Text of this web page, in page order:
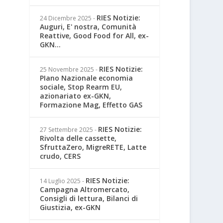
24 Dicembre 2025 - RIES Notizie:
Auguri, E' nostra, Comunità
Reattive, Good Food for All, ex-
GKN...
25 Novembre 2025 - RIES Notizie:
PIano Nazionale economia
sociale, Stop Rearm EU,
azionariato ex-GKN,
Formazione Mag, Effetto GAS
27 Settembre 2025 - RIES Notizie:
Rivolta delle cassette,
SfruttaZero, MigreRETE, Latte
crudo, CERS
14 Luglio 2025 - RIES Notizie:
Campagna Altromercato,
Consigli di lettura, Bilanci di
Giustizia, ex-GKN